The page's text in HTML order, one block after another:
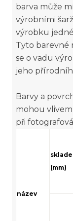
barva může
výrobními
výrobku
Tyto barevné
se o vadu
jeho
Barvy a
mohou
při
název
(mm)